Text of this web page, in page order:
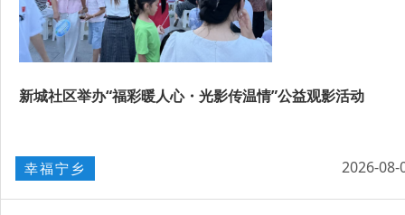
新城社区举办“福彩暖人心・光影传温情”公益观影活动
幸福宁乡 2026-08-